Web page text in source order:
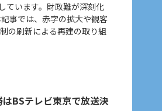
ています。財政難が深刻化
事では、赤字の拡大や観客
の刷新による再建の取り組
BSテレビ東京で放送決